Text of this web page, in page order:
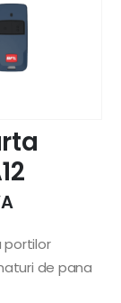
portilor
de pana